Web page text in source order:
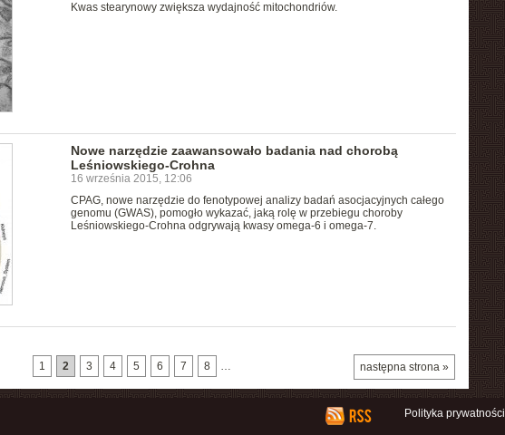
Kwas stearynowy zwiększa wydajność mitochondriów.
Nowe narzędzie zaawansowało badania nad chorobą
Leśniowskiego-Crohna
16 września 2015, 12:06
CPAG, nowe narzędzie do fenotypowej analizy badań asocjacyjnych całego
genomu (GWAS), pomogło wykazać, jaką rolę w przebiegu choroby
Leśniowskiego-Crohna odgrywają kwasy omega-6 i omega-7.
następna strona »
1 2 3 4 5 6 7 8 …
Polityka prywatności